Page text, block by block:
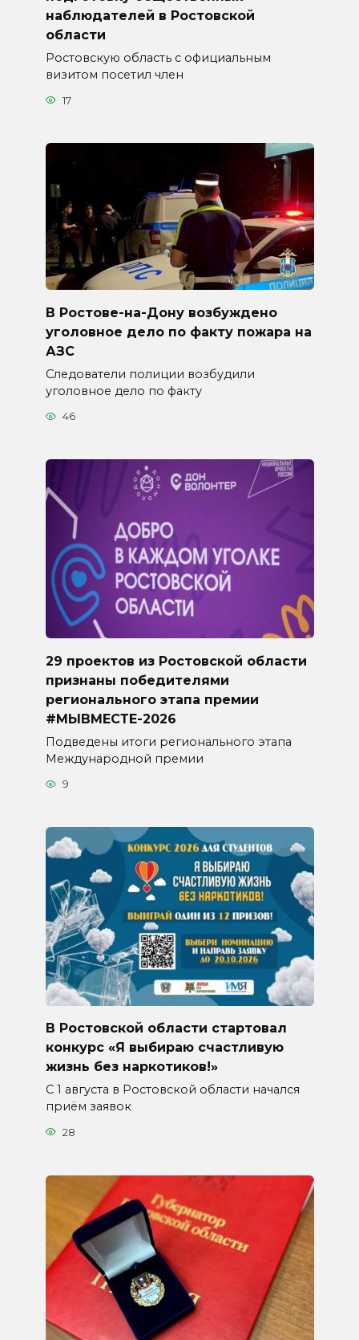
наблюдателей в Ростовской
области
Ростовскую область с официальным
визитом посетил член
17
В Ростове-на-Дону возбуждено
уголовное дело по факту пожара на
АЗС
Следователи полиции возбудили
уголовное дело по факту
46
29 проектов из Ростовской области
признаны победителями
регионального этапа премии
#МЫВМЕСТЕ-2026
Подведены итоги регионального этапа
Международной премии
9
В Ростовской области стартовал
конкурс «Я выбираю счастливую
жизнь без наркотиков!»
С 1 августа в Ростовской области начался
приём заявок
28